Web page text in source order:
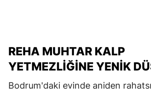
REHA MUHTAR KALP
YETMEZLIĞINE YENIK
Bodrum'daki evinde aniden